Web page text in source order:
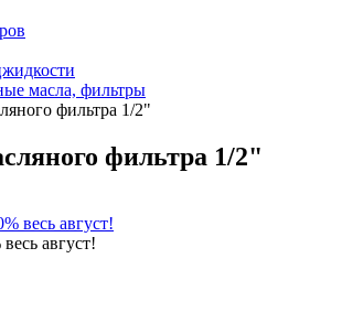
масла, фильтры
фильтра 1/2"
фильтра 1/2"
август!